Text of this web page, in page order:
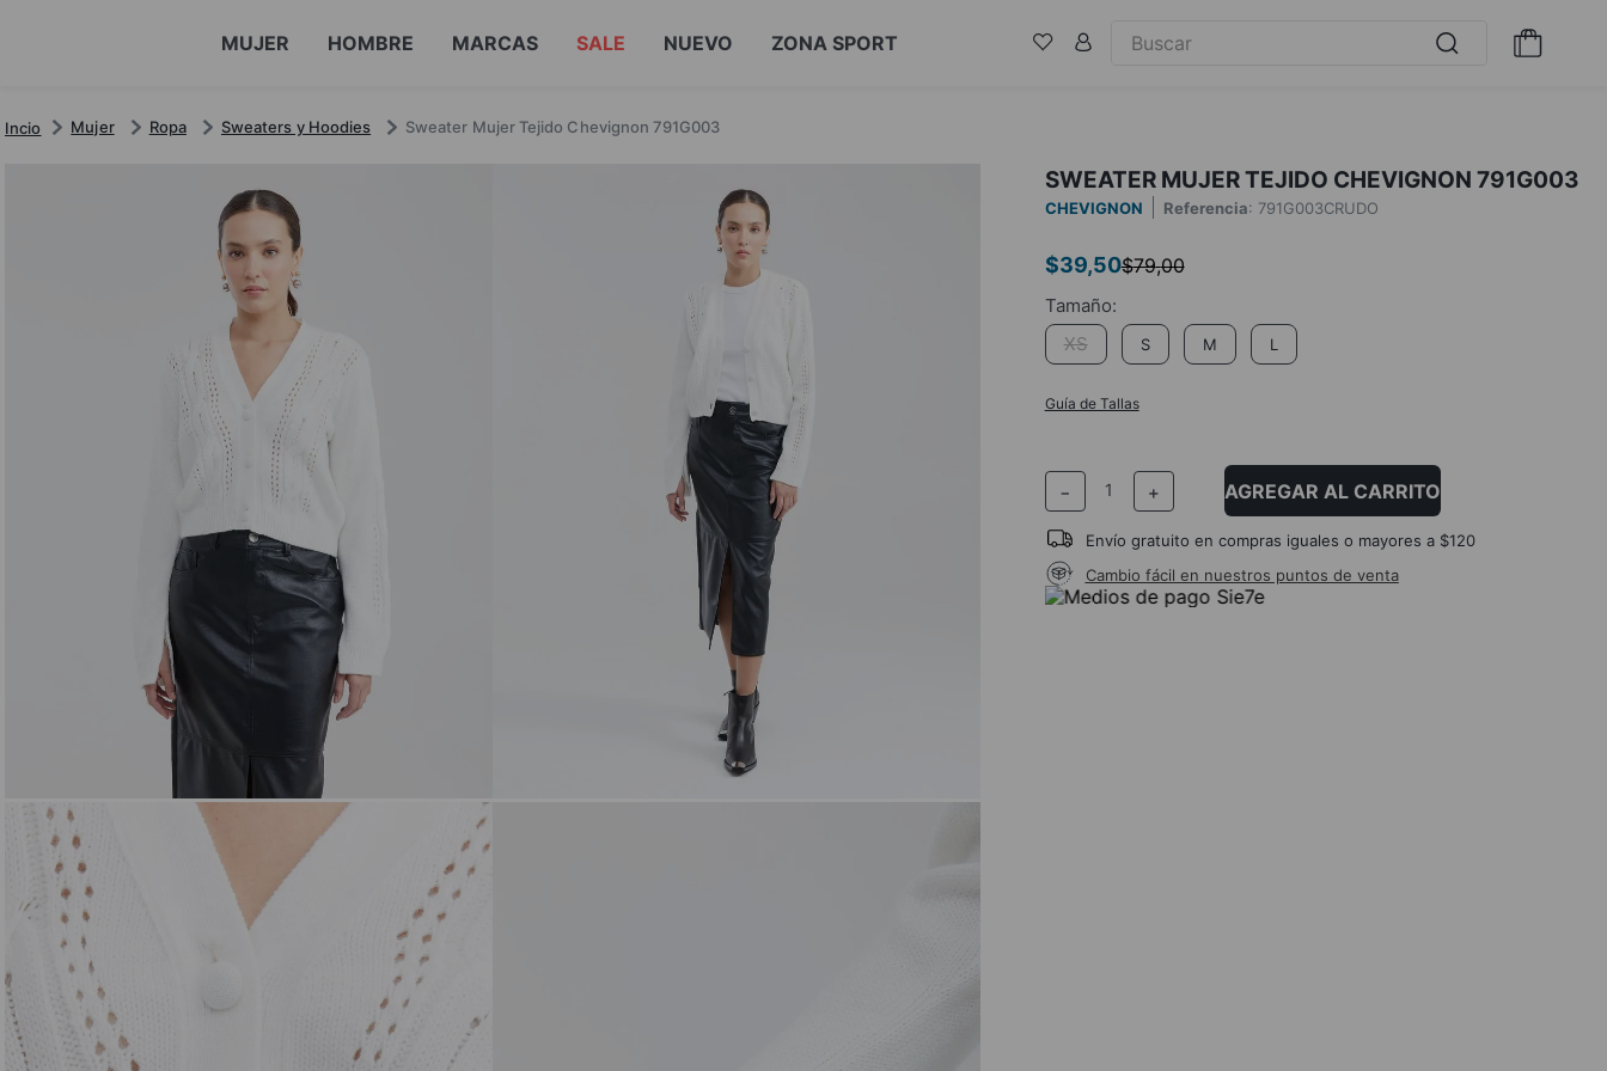
MUJER HOMBRE MARCAS SALE NUEVO ZONA SPORT
Mujer Ropa Sweaters y Hoodies Sweater Mujer Tejido Chevignon 791G003
SWEATER MUJER TEJIDO CHEVIGNON 791G003
CHEVIGNON Referencia: 791G003CRUDO
$39,50$79,00
XS S M L
Guía de Tallas
＋
－ AGREGAR AL CARRITO
Envío gratuito en compras iguales o mayores a $120
Cambio fácil en nuestros puntos de venta